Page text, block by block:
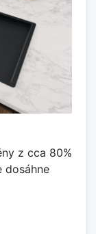
z cca 80%
dosáhne